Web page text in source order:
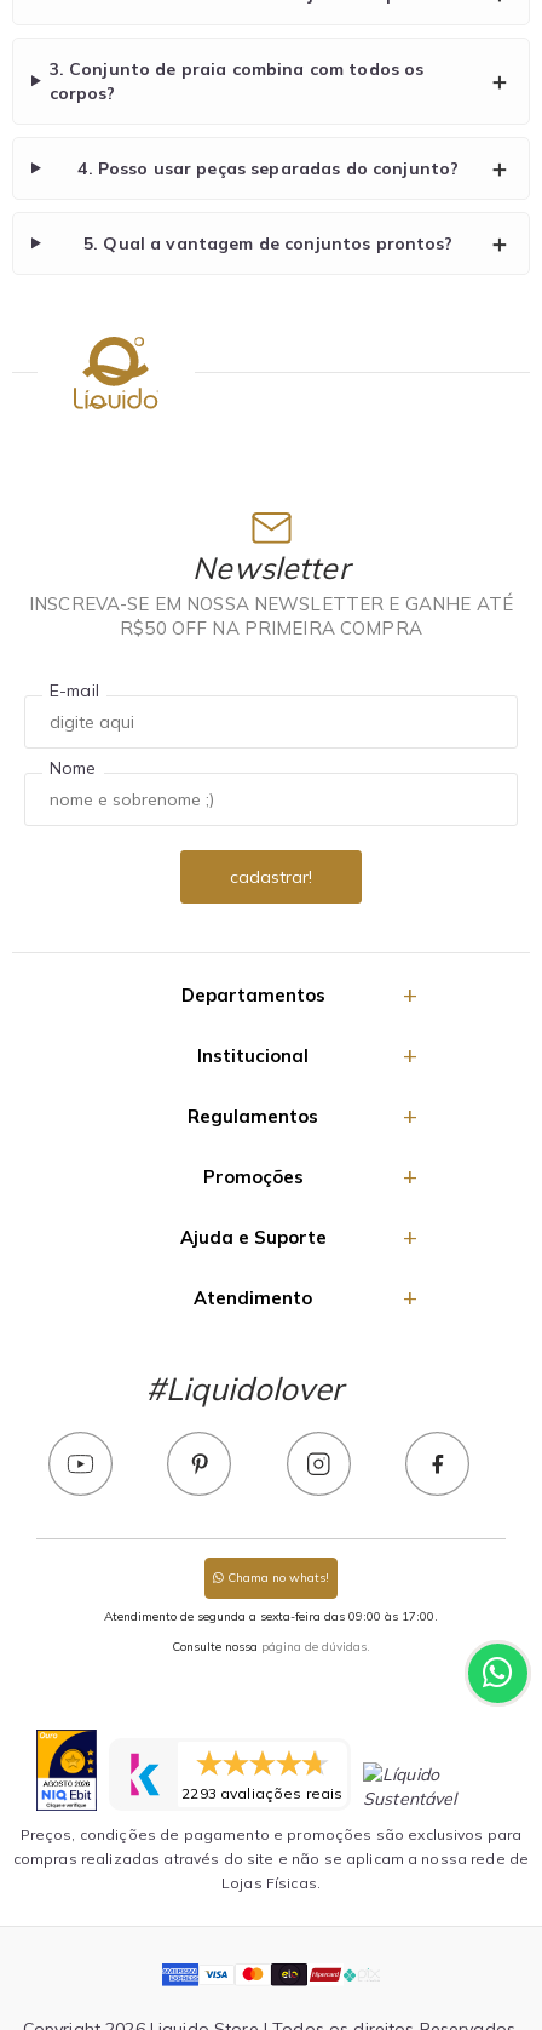
3. Conjunto de praia combina com todos os
corpos?
4. Posso usar peças separadas do conjunto?
5. Qual a vantagem de conjuntos prontos?
Newsletter
INSCREVA-SE EM NOSSA NEWSLETTER E GANHE ATÉ
R$50 OFF NA PRIMEIRA COMPRA
E-mail
Nome
Departamentos
Institucional
Regulamentos
Promoções
Ajuda e Suporte
Atendimento
#Liquidolover
Chama no whats!
Atendimento de segunda a sexta-feira das 09:00 às 17:00.
Consulte nossa página de dúvidas.
2293 avaliações reais
Preços, condições de pagamento e promoções são exclusivos para
compras realizadas através do site e não se aplicam a nossa rede de
Lojas Físicas.